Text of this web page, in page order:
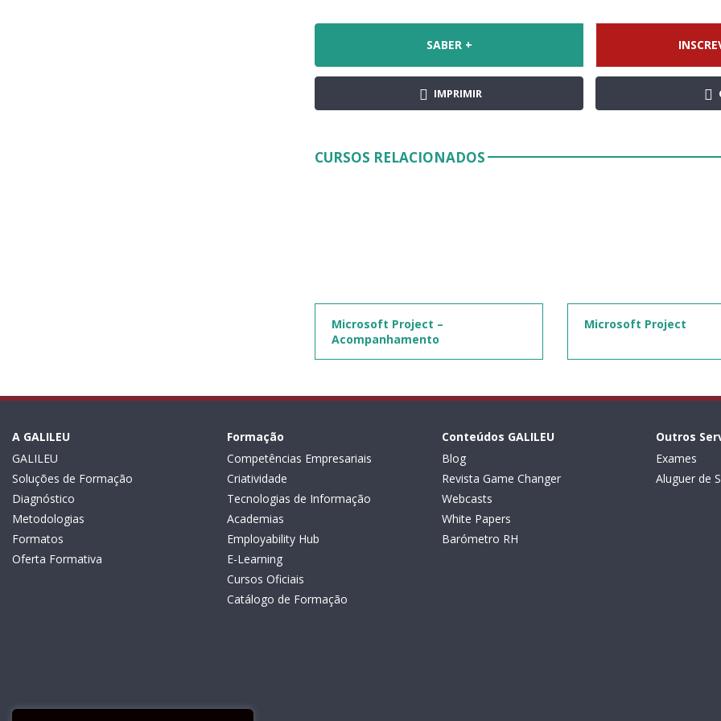
SABER +
IMPRIMIR
CURSOS RELACIONADOS
Microsoft Project –
Acompanhamento
Microsoft Project
A GALILEU
GALILEU
Soluções de Formação
Diagnóstico
Metodologias
Formatos
Oferta Formativa
Formação
Competências Empresariais
Criatividade
Tecnologias de Informação
Academias
Employability Hub
E-Learning
Cursos Oficiais
Catálogo de Formação
Conteúdos GALILEU
Blog
Revista Game Changer
Webcasts
White Papers
Barómetro RH
Outros
Exames
Aluguer de